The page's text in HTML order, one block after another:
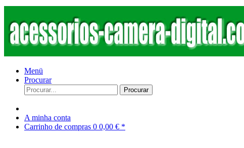
Menü
Procurar
Procurar
A minha conta
Carrinho de compras 0 0,00 € *